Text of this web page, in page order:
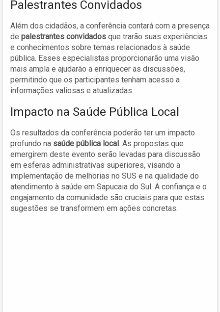
Palestrantes Convidados
Além dos cidadãos, a conferência contará com a presença
de palestrantes convidados que trarão suas experiências
e conhecimentos sobre temas relacionados à saúde
pública. Esses especialistas proporcionarão uma visão
mais ampla e ajudarão a enriquecer as discussões,
permitindo que os participantes tenham acesso a
informações valiosas e atualizadas.
Impacto na Saúde Pública Local
Os resultados da conferência poderão ter um impacto
profundo na saúde pública local. As propostas que
emergirem deste evento serão levadas para discussão
em esferas administrativas superiores, visando a
implementação de melhorias no SUS e na qualidade do
atendimento à saúde em Sapucaia do Sul. A confiança e o
engajamento da comunidade são cruciais para que estas
sugestões se transformem em ações concretas.